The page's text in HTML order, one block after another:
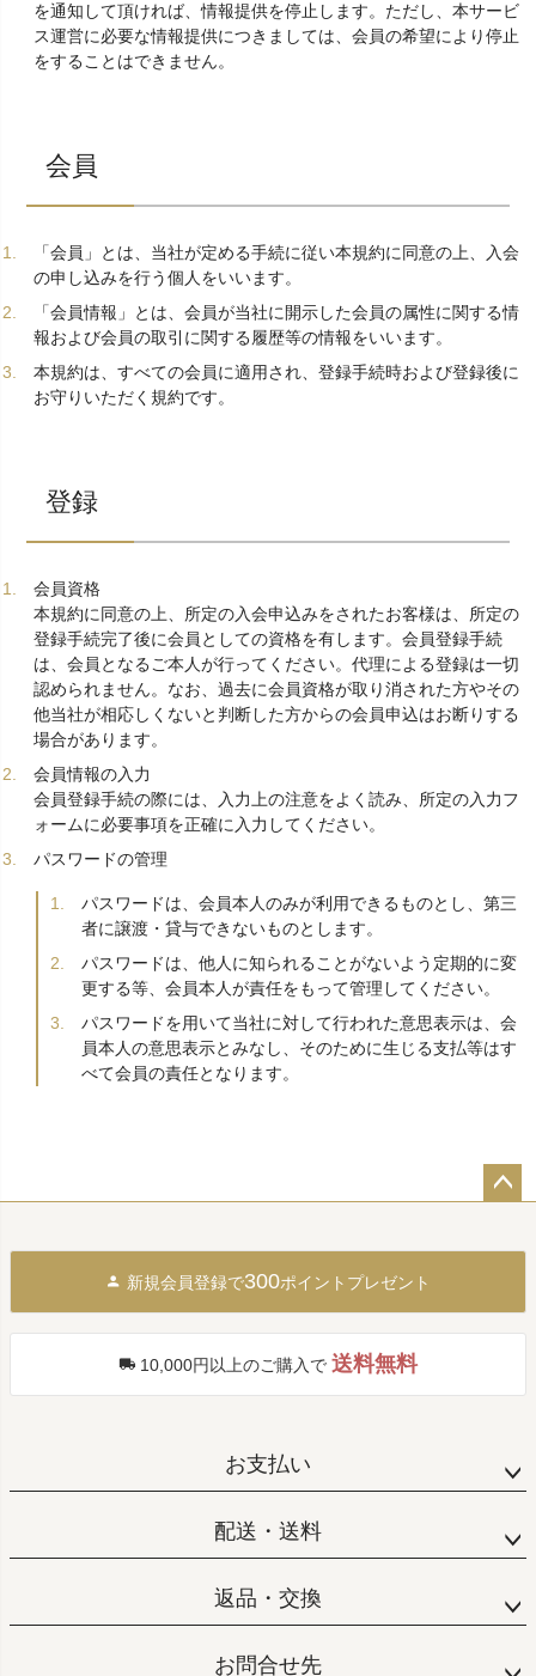
を通知して頂ければ、情報提供を停止します。ただし、本サービ
ス運営に必要な情報提供につきましては、会員の希望により停止
をすることはできません。
会員
「会員」とは、当社が定める手続に従い本規約に同意の上、入会
の申し込みを行う個人をいいます。
「会員情報」とは、会員が当社に開示した会員の属性に関する情
報および会員の取引に関する履歴等の情報をいいます。
本規約は、すべての会員に適用され、登録手続時および登録後に
お守りいただく規約です。
登録
会員資格
本規約に同意の上、所定の入会申込みをされたお客様は、所定の
登録手続完了後に会員としての資格を有します。会員登録手続
は、会員となるご本人が行ってください。代理による登録は一切
認められません。なお、過去に会員資格が取り消された方やその
他当社が相応しくないと判断した方からの会員申込はお断りする
場合があります。
会員情報の入力
会員登録手続の際には、入力上の注意をよく読み、所定の入力フ
ォームに必要事項を正確に入力してください。
パスワードの管理
パスワードは、会員本人のみが利用できるものとし、第三
者に譲渡・貸与できないものとします。
パスワードは、他人に知られることがないよう定期的に変
更する等、会員本人が責任をもって管理してください。
パスワードを用いて当社に対して行われた意思表示は、会
員本人の意思表示とみなし、そのために生じる支払等はす
べて会員の責任となります。
新規会員登録で300ポイントプレゼント
10,000円以上のご購入で 送料無料
お支払い
配送・送料
返品・交換
お問合せ先